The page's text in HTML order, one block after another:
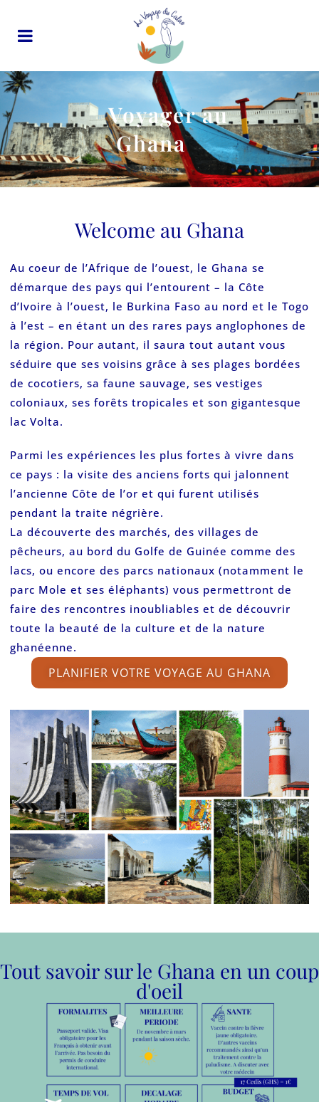
Voyager au
Ghana
Welcome au Ghana
Au coeur de l’Afrique de l’ouest, le Ghana se
démarque des pays qui l’entourent – la Côte
d’Ivoire à l’ouest, le Burkina Faso au nord et le Togo
à l’est – en étant un des rares pays anglophones de
la région. Pour autant, il saura tout autant vous
séduire que ses voisins grâce à ses plages bordées
de cocotiers, sa faune sauvage, ses vestiges
coloniaux, ses forêts tropicales et son gigantesque
lac Volta.
Parmi les expériences les plus fortes à vivre dans
ce pays : la visite des anciens forts qui jalonnent
l’ancienne Côte de l’or et qui furent utilisés
pendant la traite négrière.
La découverte des marchés, des villages de
pêcheurs, au bord du Golfe de Guinée comme des
lacs, ou encore des parcs nationaux (notamment le
parc Mole et ses éléphants) vous permettront de
faire des rencontres inoubliables et de découvrir
toute la beauté de la culture et de la nature
ghanéenne.
PLANIFIER VOTRE VOYAGE AU GHANA
Tout savoir sur le Ghana en un coup
d'oeil